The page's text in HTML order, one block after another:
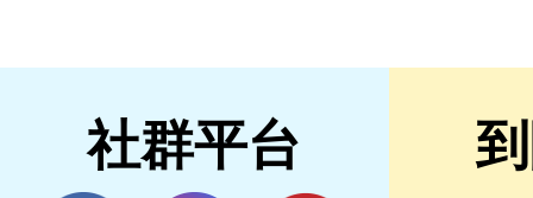
社群平台